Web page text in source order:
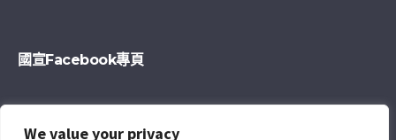
We value your privacy
國宣Facebook專頁